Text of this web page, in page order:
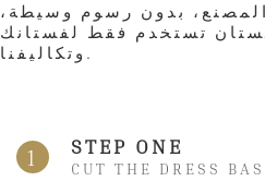
بدون رسوم وسيطة،
تستخدم فقط لفستانك
وتكاليفنا.
1 STEP ONE
CUT THE DRESS